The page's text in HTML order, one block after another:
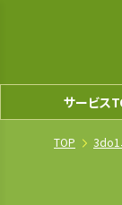
サービス
TOP 3do1